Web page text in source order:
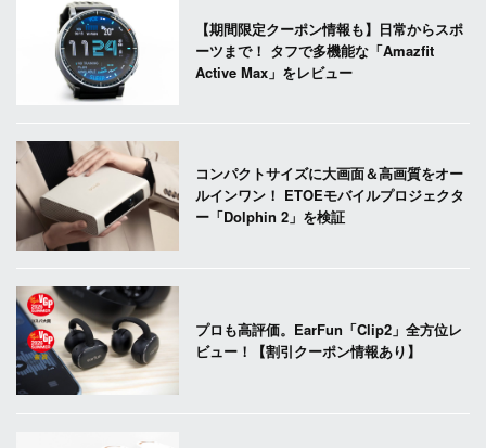
【期間限定クーポン情報も】日常からスポ
ーツまで！ タフで多機能な「Amazfit
Active Max」をレビュー
コンパクトサイズに大画面＆高画質をオー
ルインワン！ ETOEモバイルプロジェクタ
ー「Dolphin 2」を検証
プロも高評価。EarFun「Clip2」全方位レ
ビュー！【割引クーポン情報あり】